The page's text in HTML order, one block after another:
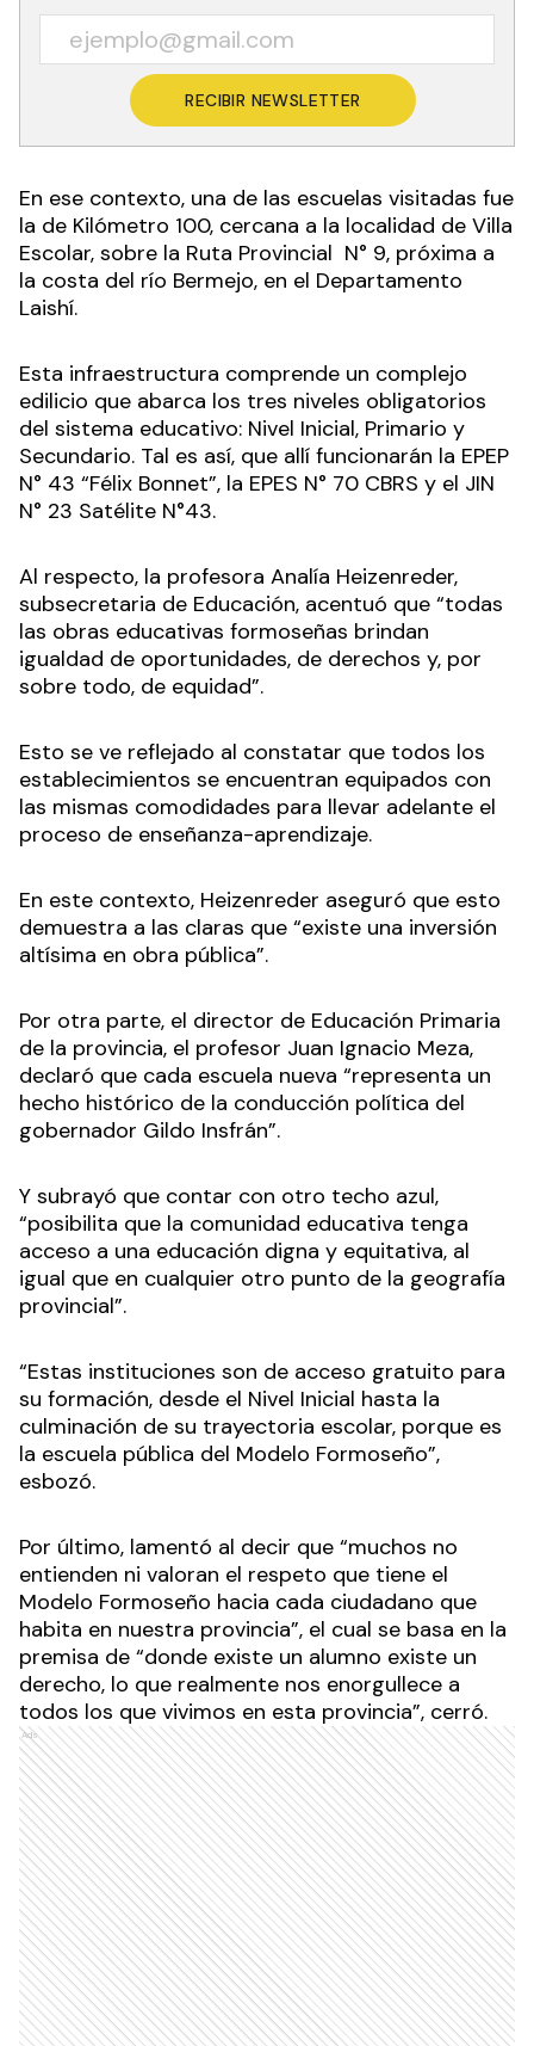
RECIBIR NEWSLETTER
En ese contexto, una de las escuelas visitadas fue
la de Kilómetro 100, cercana a la localidad de Villa
Escolar, sobre la Ruta Provincial N° 9, próxima a
la costa del río Bermejo, en el Departamento
Laishí.
Esta infraestructura comprende un complejo
edilicio que abarca los tres niveles obligatorios
del sistema educativo: Nivel Inicial, Primario y
Secundario. Tal es así, que allí funcionarán la EPEP
N° 43 “Félix Bonnet”, la EPES N° 70 CBRS y el JIN
N° 23 Satélite N°43.
Al respecto, la profesora Analía Heizenreder,
subsecretaria de Educación, acentuó que “todas
las obras educativas formoseñas brindan
igualdad de oportunidades, de derechos y, por
sobre todo, de equidad”.
Esto se ve reflejado al constatar que todos los
establecimientos se encuentran equipados con
las mismas comodidades para llevar adelante el
proceso de enseñanza-aprendizaje.
En este contexto, Heizenreder aseguró que esto
demuestra a las claras que “existe una inversión
altísima en obra pública”.
Por otra parte, el director de Educación Primaria
de la provincia, el profesor Juan Ignacio Meza,
declaró que cada escuela nueva “representa un
hecho histórico de la conducción política del
gobernador Gildo Insfrán”.
Y subrayó que contar con otro techo azul,
“posibilita que la comunidad educativa tenga
acceso a una educación digna y equitativa, al
igual que en cualquier otro punto de la geografía
provincial”.
“Estas instituciones son de acceso gratuito para
su formación, desde el Nivel Inicial hasta la
culminación de su trayectoria escolar, porque es
la escuela pública del Modelo Formoseño”,
esbozó.
Por último, lamentó al decir que “muchos no
entienden ni valoran el respeto que tiene el
Modelo Formoseño hacia cada ciudadano que
habita en nuestra provincia”, el cual se basa en la
premisa de “donde existe un alumno existe un
derecho, lo que realmente nos enorgullece a
todos los que vivimos en esta provincia”, cerró.
Ads